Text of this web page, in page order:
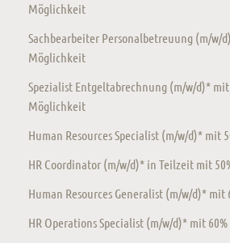
Möglichkeit
Sachbearbeiter Personalbetreuung (m/w/
Möglichkeit
Spezialist Entgeltabrechnung (m/w/d)*
Möglichkeit
Human Resources Specialist (m/w/d)* mit
HR Coordinator (m/w/d)* in Teilzeit mit
Human Resources Generalist (m/w/d)*
HR Operations Specialist (m/w/d)* mit